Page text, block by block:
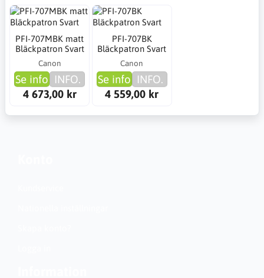
PFI-707MBK matt
Bläckpatron Svart
Canon
Se info INFO.
4 673,00 kr
PFI-707BK
Bläckpatron Svart
Canon
Se info INFO.
4 559,00 kr